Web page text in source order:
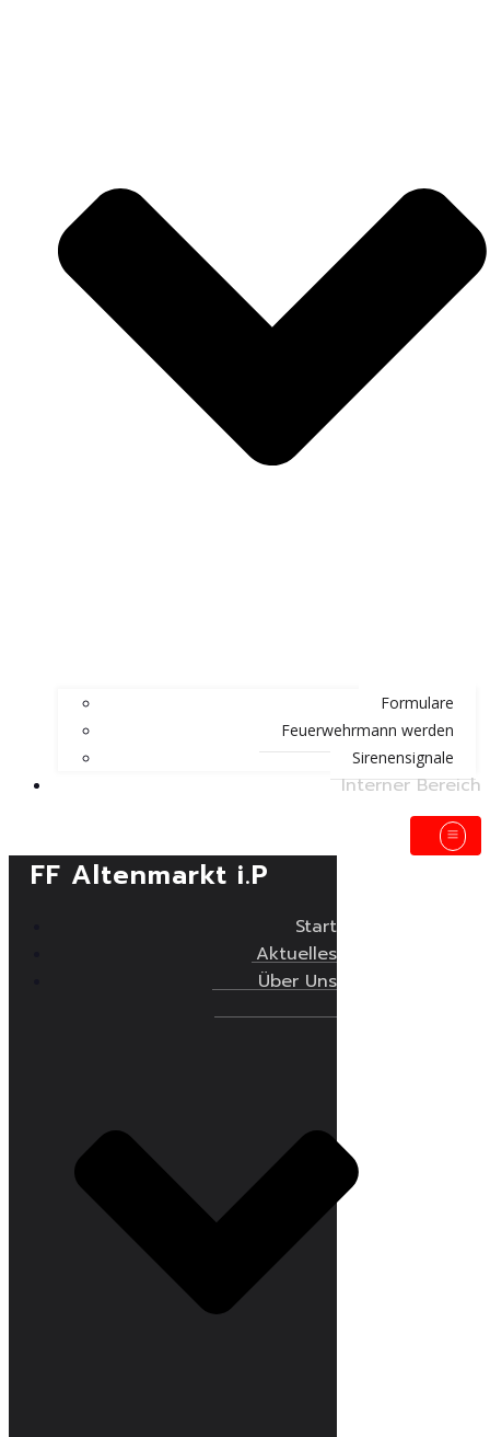
Formulare
Feuerwehrmann werden
Sirenensignale
Interner Bereich
FF Altenmarkt i.P
Start
Aktuelles
Über Uns